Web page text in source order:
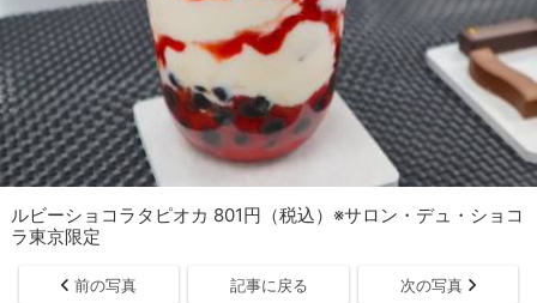
ルビーショコラタピオカ 801円（税込）※サロン・デュ・ショコ
ラ東京限定
前の写真 記事に戻る 次の写真